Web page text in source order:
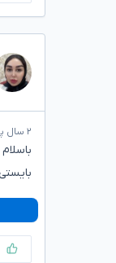
۲ سال پیش
باسلام